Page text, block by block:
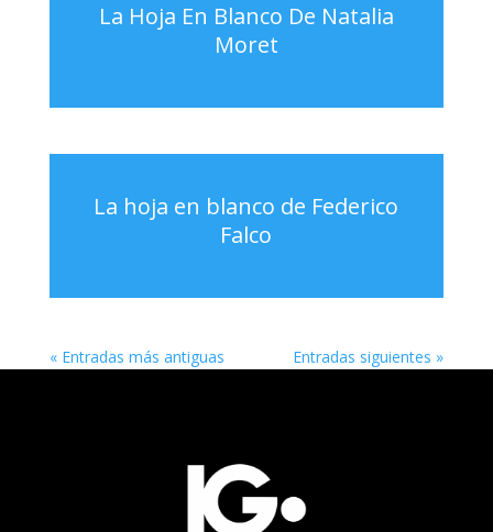
La Hoja En Blanco De Natalia
Moret
La hoja en blanco de Federico
Falco
« Entradas más antiguas Entradas siguientes »